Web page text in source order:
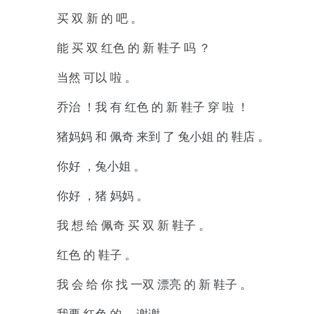
买 双 新 的 吧 。
能 买 双 红色 的 新 鞋子 吗 ？
当然 可以 啦 。
乔治 ！我 有 红色 的 新 鞋子 穿 啦 ！
猪妈妈 和 佩奇 来到 了 兔小姐 的 鞋店 。
你好 ，兔小姐 。
你好 ，猪 妈妈 。
我 想 给 佩奇 买 双 新 鞋子 。
红色 的 鞋子 。
我 会 给 你 找 一双 漂亮 的 新 鞋子 。